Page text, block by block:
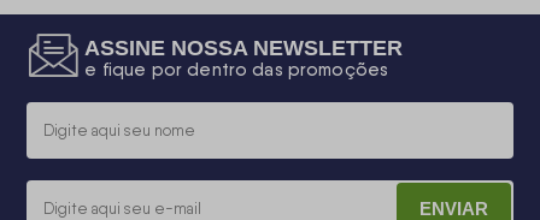
ASSINE NOSSA NEWSLETTER
e fique por dentro das promoções
ENVIAR